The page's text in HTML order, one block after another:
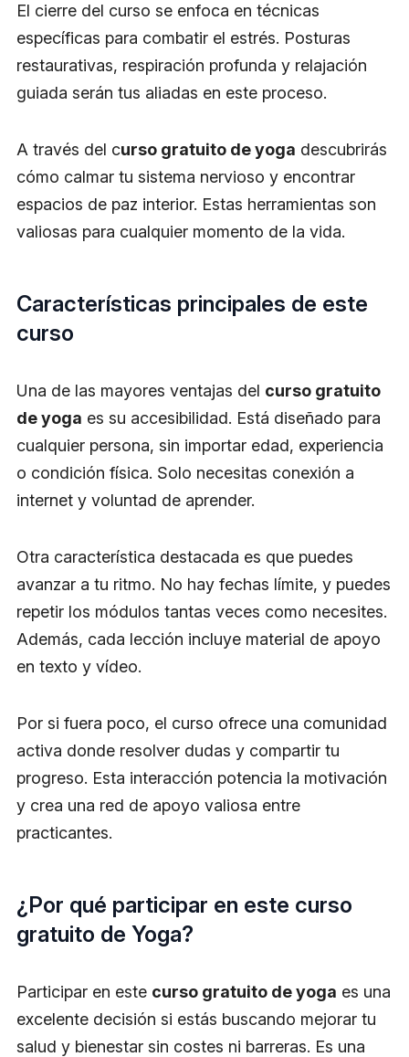
El cierre del curso se enfoca en técnicas
específicas para combatir el estrés. Posturas
restaurativas, respiración profunda y relajación
guiada serán tus aliadas en este proceso.
A través del curso gratuito de yoga descubrirás
cómo calmar tu sistema nervioso y encontrar
espacios de paz interior. Estas herramientas son
valiosas para cualquier momento de la vida.
Características principales de este
curso
Una de las mayores ventajas del curso gratuito
de yoga es su accesibilidad. Está diseñado para
cualquier persona, sin importar edad, experiencia
o condición física. Solo necesitas conexión a
internet y voluntad de aprender.
Otra característica destacada es que puedes
avanzar a tu ritmo. No hay fechas límite, y puedes
repetir los módulos tantas veces como necesites.
Además, cada lección incluye material de apoyo
en texto y vídeo.
Por si fuera poco, el curso ofrece una comunidad
activa donde resolver dudas y compartir tu
progreso. Esta interacción potencia la motivación
y crea una red de apoyo valiosa entre
practicantes.
¿Por qué participar en este curso
gratuito de Yoga?
Participar en este curso gratuito de yoga es una
excelente decisión si estás buscando mejorar tu
salud y bienestar sin costes ni barreras. Es una